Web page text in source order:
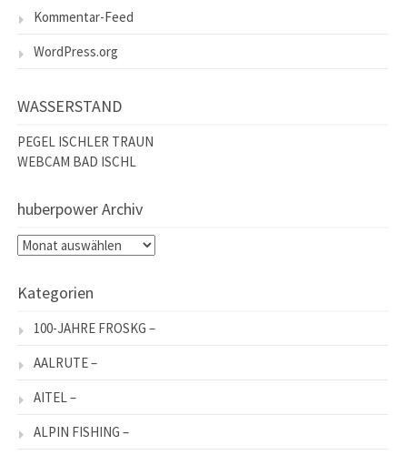
Kommentar-Feed
WordPress.org
WASSERSTAND
PEGEL ISCHLER TRAUN
WEBCAM BAD ISCHL
huberpower Archiv
huberpower
Kategorien
100-JAHRE FROSKG –
AALRUTE –
AITEL –
ALPIN FISHING –